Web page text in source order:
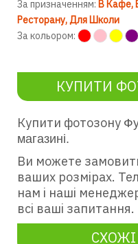
За призначенням: В Кафе
Ресторану Для Школи
За кольором:
КУПИТИ
Купити фотозону
магазині.
Ви можете
ваших розмірах.
нам і наші
всі ваші запитання.